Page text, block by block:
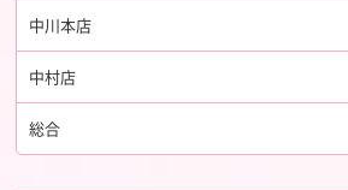
中川本店
中村店
総合